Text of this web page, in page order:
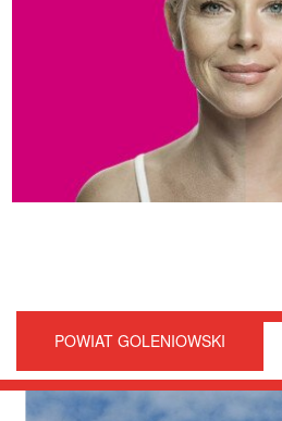
POWIAT GOLENIOWSKI